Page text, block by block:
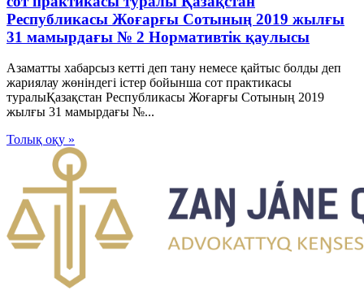
Республикасы Жоғарғы Сотының 2019 жылғы
31 мамырдағы № 2 Нормативтік қаулысы
Азаматты хабарсыз кетті деп тану немесе қайтыс болды деп
жариялау жөніндегі істер бойынша сот практикасы
туралыҚазақстан Республикасы Жоғарғы Сотының 2019
жылғы 31 мамырдағы №...
Толық оқу »